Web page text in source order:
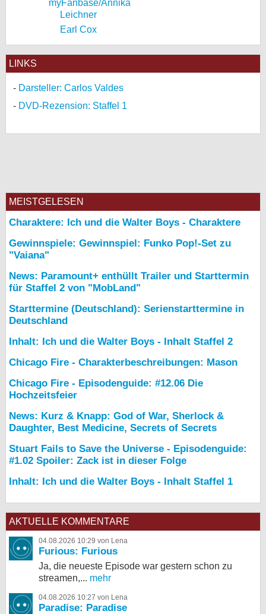
Earl Cox
LINKS
Darsteller: Carlos Valdes
DVD-Rezension: Staffel 1
MEISTGELESEN
Charaktere: Ich und die Walter Boys - Charaktere
Gewinnspiele: Gewinnspiel: Funko Pop!-Set zu
"Vaiana"
News: Paramount+ enthüllt Trailer und Starttermin
für Staffel 2 von "MobLand"
Starttermine (Deutschland): Serienstarttermine in
Deutschland
Inhalt: Ich und die Walter Boys - Inhalt Staffel 2
Chicago Fire - Charakterbeschreibungen: Mason
Chicago Fire - Episodenguide: #12.06 Die
Hochzeitsfeier
News: Kurz & Knapp: God of War, Sherlock &
Daughter, Best Medicine, Secrets of Secrets
Stuart Fails to Save the Universe - Episodenguide:
#1.02 Spoiler: Zack ist in dieser Folge
Inhalt: Ich und die Walter Boys - Inhalt Staffel 1
AKTUELLE KOMMENTARE
04.08.2026 10:29 von Lena
Furious: Furious
Ja, die neueste Episode war gestern schon zu
streamen,... mehr
04.08.2026 10:27 von Lena
Paradise: Paradise